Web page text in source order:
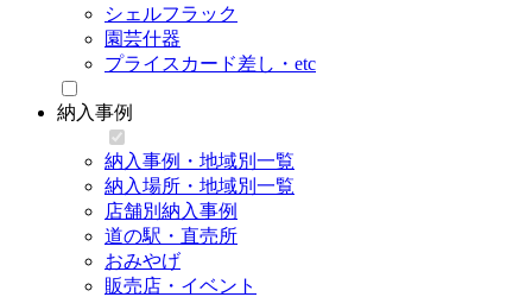
シェルフラック
園芸什器
プライスカード差し・etc
納入事例
納入事例・地域別一覧
納入場所・地域別一覧
店舗別納入事例
道の駅・直売所
おみやげ
販売店・イベント